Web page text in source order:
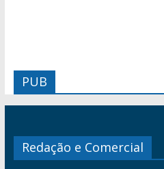
PUB
Redação e Comercial